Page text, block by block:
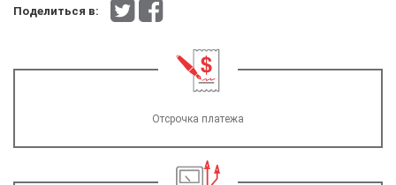
Поделиться в:
Отсрочка платежа